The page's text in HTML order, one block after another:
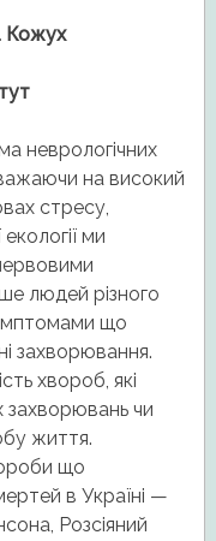
Кожух
неврологічних
на високий
стресу,
ми
людей різного
що
захворювання.
хвороб, які
захворювань чи
життя.
що
в Україні —
Розсіяний